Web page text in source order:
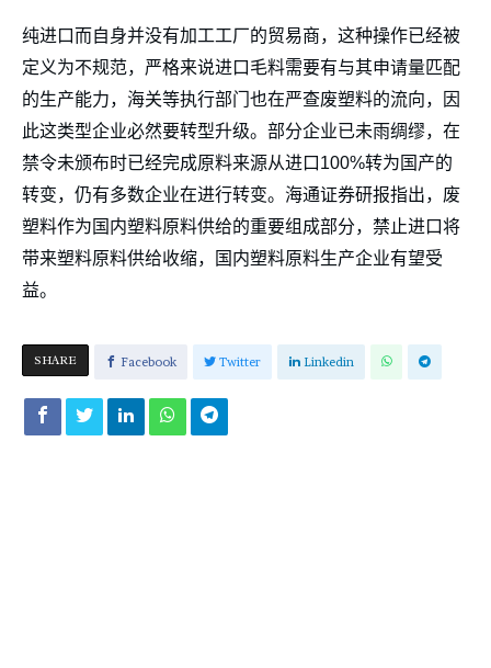
纯进口而自身并没有加工工厂的贸易商，这种操作已经被
定义为不规范，严格来说进口毛料需要有与其申请量匹配
的生产能力，海关等执行部门也在严查废塑料的流向，因
此这类型企业必然要转型升级。部分企业已未雨绸缪，在
禁令未颁布时已经完成原料来源从进口100%转为国产的
转变，仍有多数企业在进行转变。海通证券研报指出，废
塑料作为国内塑料原料供给的重要组成部分，禁止进口将
带来塑料原料供给收缩，国内塑料原料生产企业有望受
益。
SHARE Facebook Twitter Linkedin